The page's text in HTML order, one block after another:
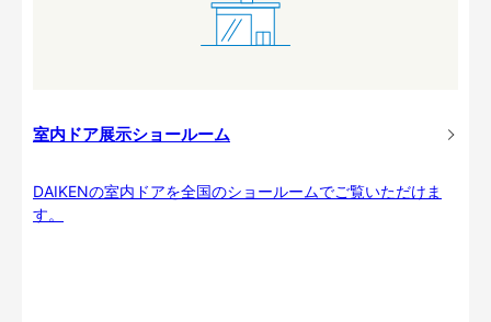
室内ドア展示ショールーム
DAIKENの室内ドアを全国のショールームでご覧いただけま
す。